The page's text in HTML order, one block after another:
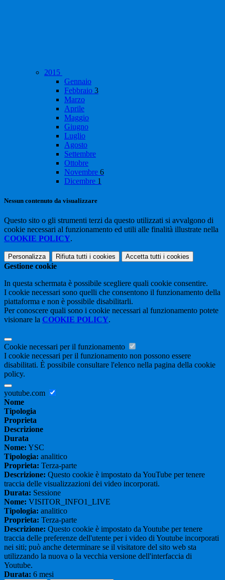
2015
Gennaio
Febbraio 3
Marzo
Aprile
Maggio
Giugno
Luglio
Agosto
Settembre
Ottobre
Novembre 6
Dicembre 1
Nessun contenuto da visualizzare
Questo sito o gli strumenti terzi da questo utilizzati si avvalgono di
cookie necessari al funzionamento ed utili alle finalità illustrate nella
COOKIE POLICY.
Personalizza Rifiuta tutti i cookies Accetta tutti i cookies
Gestione cookie
In questa schermata è possibile scegliere quali cookie consentire.
I cookie necessari sono quelli che consentono il funzionamento della
piattaforma e non è possibile disabilitarli.
Per conoscere quali sono i cookie necessari al funzionamento potete
visionare la COOKIE POLICY.
Cookie necessari per il funzionamento
I cookie necessari per il funzionamento non possono essere
disabilitati. È possibile consultare l'elenco nella pagina della cookie
policy.
youtube.com
Nome
Tipologia
Proprieta
Descrizione
Durata
Nome: YSC
Tipologia: analitico
Proprieta: Terza-parte
Descrizione: Questo cookie è impostato da YouTube per tenere
traccia delle visualizzazioni dei video incorporati.
Durata: Sessione
Nome: VISITOR_INFO1_LIVE
Tipologia: analitico
Proprieta: Terza-parte
Descrizione: Questo cookie è impostato da Youtube per tenere
traccia delle preferenze dell'utente per i video di Youtube incorporati
nei siti; può anche determinare se il visitatore del sito web sta
utilizzando la nuova o la vecchia versione dell'interfaccia di
Youtube.
Durata: 6 mesi